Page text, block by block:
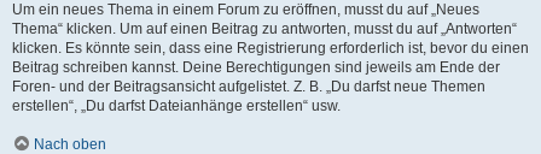
Um ein neues Thema in einem Forum zu eröffnen, musst du auf „Neues
Thema“ klicken. Um auf einen Beitrag zu antworten, musst du auf „Antworten“
klicken. Es könnte sein, dass eine Registrierung erforderlich ist, bevor du einen
Beitrag schreiben kannst. Deine Berechtigungen sind jeweils am Ende der
Foren- und der Beitragsansicht aufgelistet. Z. B. „Du darfst neue Themen
erstellen“, „Du darfst Dateianhänge erstellen“ usw.
Nach oben